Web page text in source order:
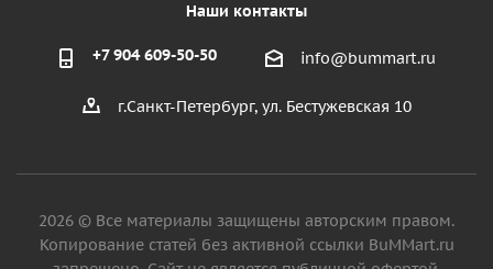
Наши контакты
+7 904 609-50-50 info@bummart.ru
г.Санкт-Петербург, ул. Бестужевская 10
2026 © Все материалы защищены авторским правом.
Копирование статей без активной ссылки BuMMart.ru